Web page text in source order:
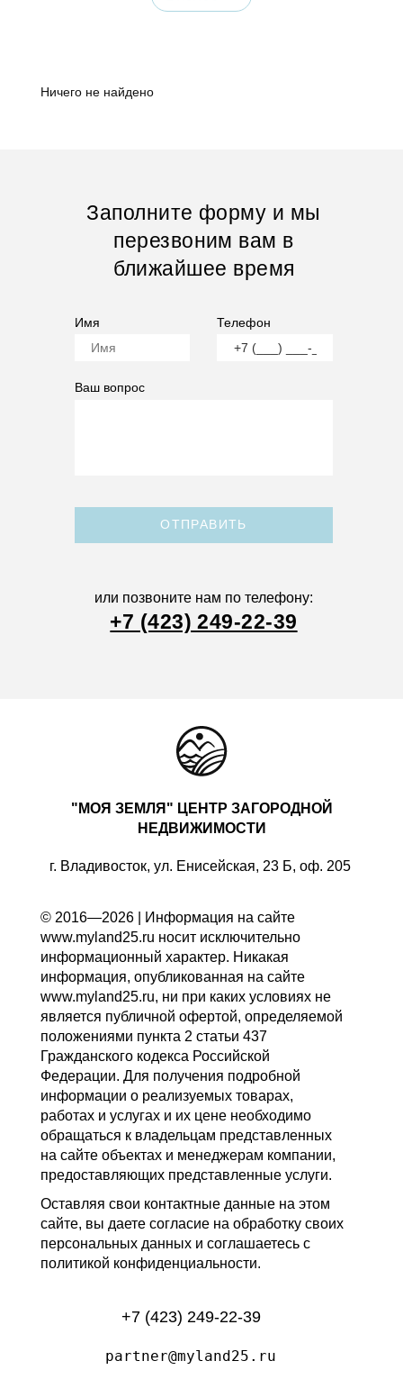
Ничего не найдено
Заполните форму и мы
перезвоним вам в
ближайшее время
Имя Телефон
Ваш вопрос
ОТПРАВИТЬ
или позвоните нам по телефону:
+7 (423) 249-22-39
"МОЯ ЗЕМЛЯ" ЦЕНТР ЗАГОРОДНОЙ
НЕДВИЖИМОСТИ
г. Владивосток, ул. Енисейская, 23 Б, оф. 205
© 2016—2026 | Информация на сайте
www.myland25.ru носит исключительно
информационный характер. Никакая
информация, опубликованная на сайте
www.myland25.ru, ни при каких условиях не
является публичной офертой, определяемой
положениями пункта 2 статьи 437
Гражданского кодекса Российской
Федерации. Для получения подробной
информации о реализуемых товарах,
работах и услугах и их цене необходимо
обращаться к владельцам представленных
на сайте объектах и менеджерам компании,
предоставляющих представленные услуги.
Оставляя свои контактные данные на этом
сайте, вы даете согласие на обработку своих
персональных данных и соглашаетесь с
политикой конфиденциальности.
+7 (423) 249-22-39
partner@myland25.ru